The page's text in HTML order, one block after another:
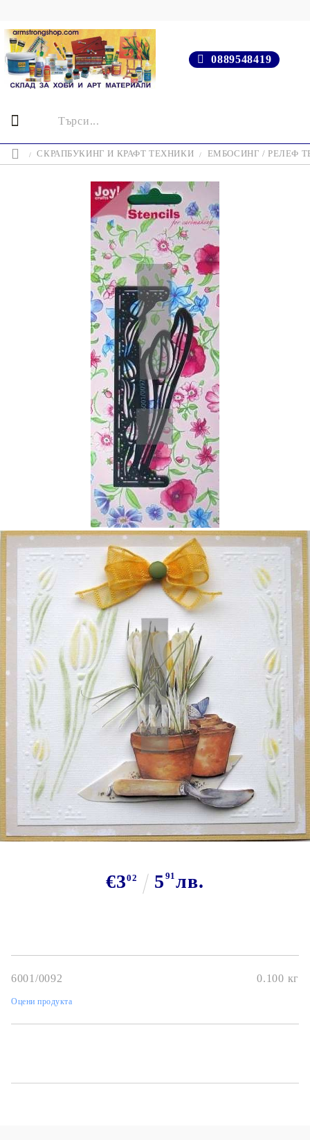
0889548419
СКРАПБУКИНГ И КРАФТ ТЕХНИКИ ЕМБОСИНГ / РЕЛЕФ
Tweet
JOY Crafts, NL - Метален Ембос
шаблон , 6001-0092
€302 5 91 лв.
6001/0092 0.100 кг
Оцени продукта